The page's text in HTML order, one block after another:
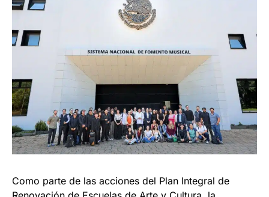
Como parte de las acciones del Plan Integral de